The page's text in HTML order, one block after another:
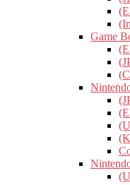
Game